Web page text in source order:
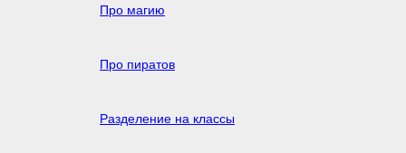
Про магию
Про пиратов
Разделение на классы